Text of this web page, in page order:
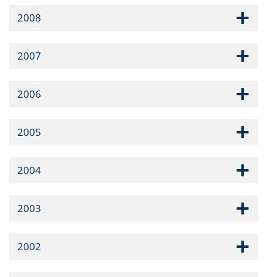
2008
2007
2006
2005
2004
2003
2002